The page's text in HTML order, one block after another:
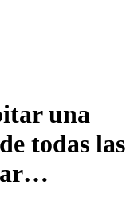
una
todas las